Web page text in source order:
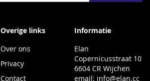
Overige links
Over ons
Privacy
Contact
Informatie
Elan
Copernicusstraat 10
6604 CR Wijchen
email: info@elan.cc